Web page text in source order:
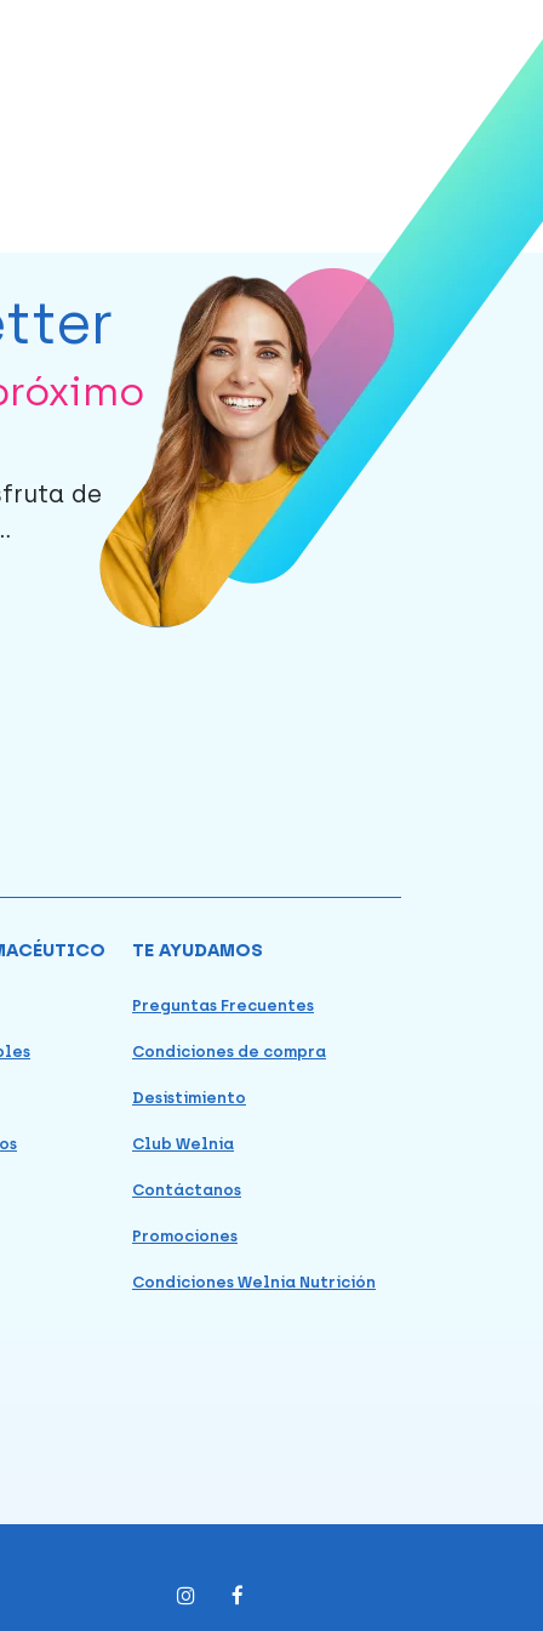
de
TE AYUDAMOS
Preguntas Frecuentes
Condiciones de compra
Desistimiento
Club Welnia
Contáctanos
Promociones
Condiciones Welnia Nutrición